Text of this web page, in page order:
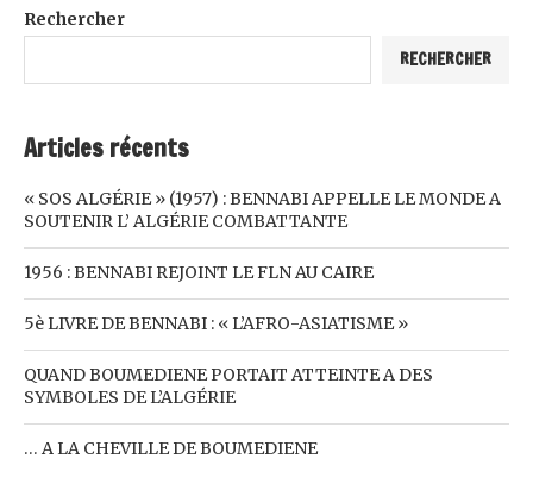
Rechercher
RECHERCHER
Articles récents
« SOS ALGÉRIE » (1957) : BENNABI APPELLE LE MONDE A
SOUTENIR L’ ALGÉRIE COMBATTANTE
1956 : BENNABI REJOINT LE FLN AU CAIRE
5è LIVRE DE BENNABI : « L’AFRO-ASIATISME »
QUAND BOUMEDIENE PORTAIT ATTEINTE A DES
SYMBOLES DE L’ALGÉRIE
… A LA CHEVILLE DE BOUMEDIENE